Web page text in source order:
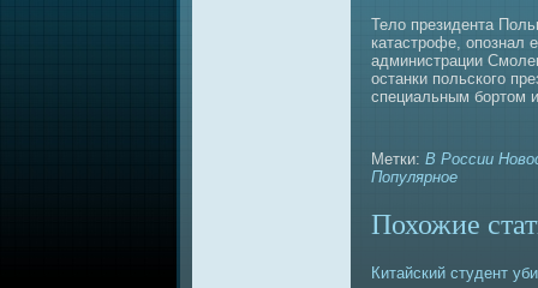
Тело президента
катастрофе, опознaл
администрации
останки польского
специальным бортом
Метки: В России
Популярное
Похожие
Китайский студент